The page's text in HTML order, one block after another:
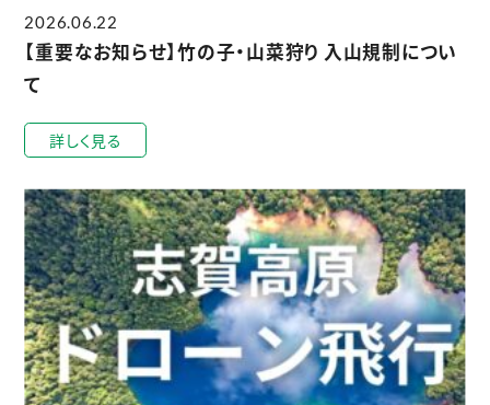
2026.06.22
【重要なお知らせ】竹の子・山菜狩り 入山規制につい
て
詳しく見る